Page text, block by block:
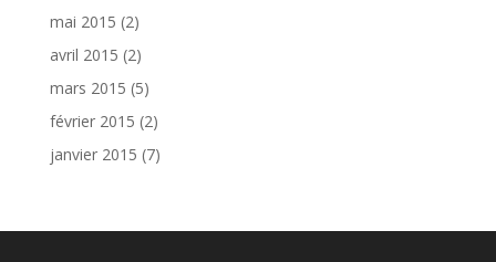
mai 2015 (2)
avril 2015 (2)
mars 2015 (5)
février 2015 (2)
janvier 2015 (7)